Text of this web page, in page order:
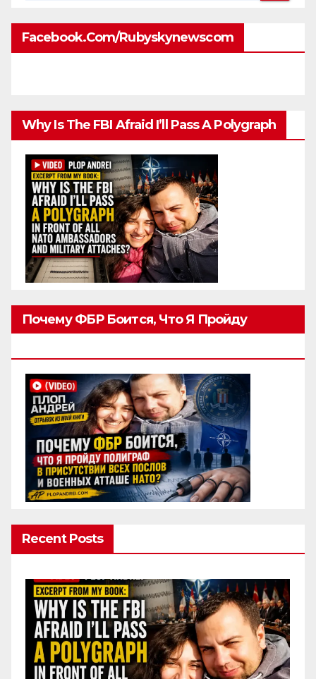
Facebook.com/rubyskynewscom
Why Is The FBI Afraid I’ll Pass A Polygraph
Почему ФБР Боится, Что Я Пройду
Recent Posts